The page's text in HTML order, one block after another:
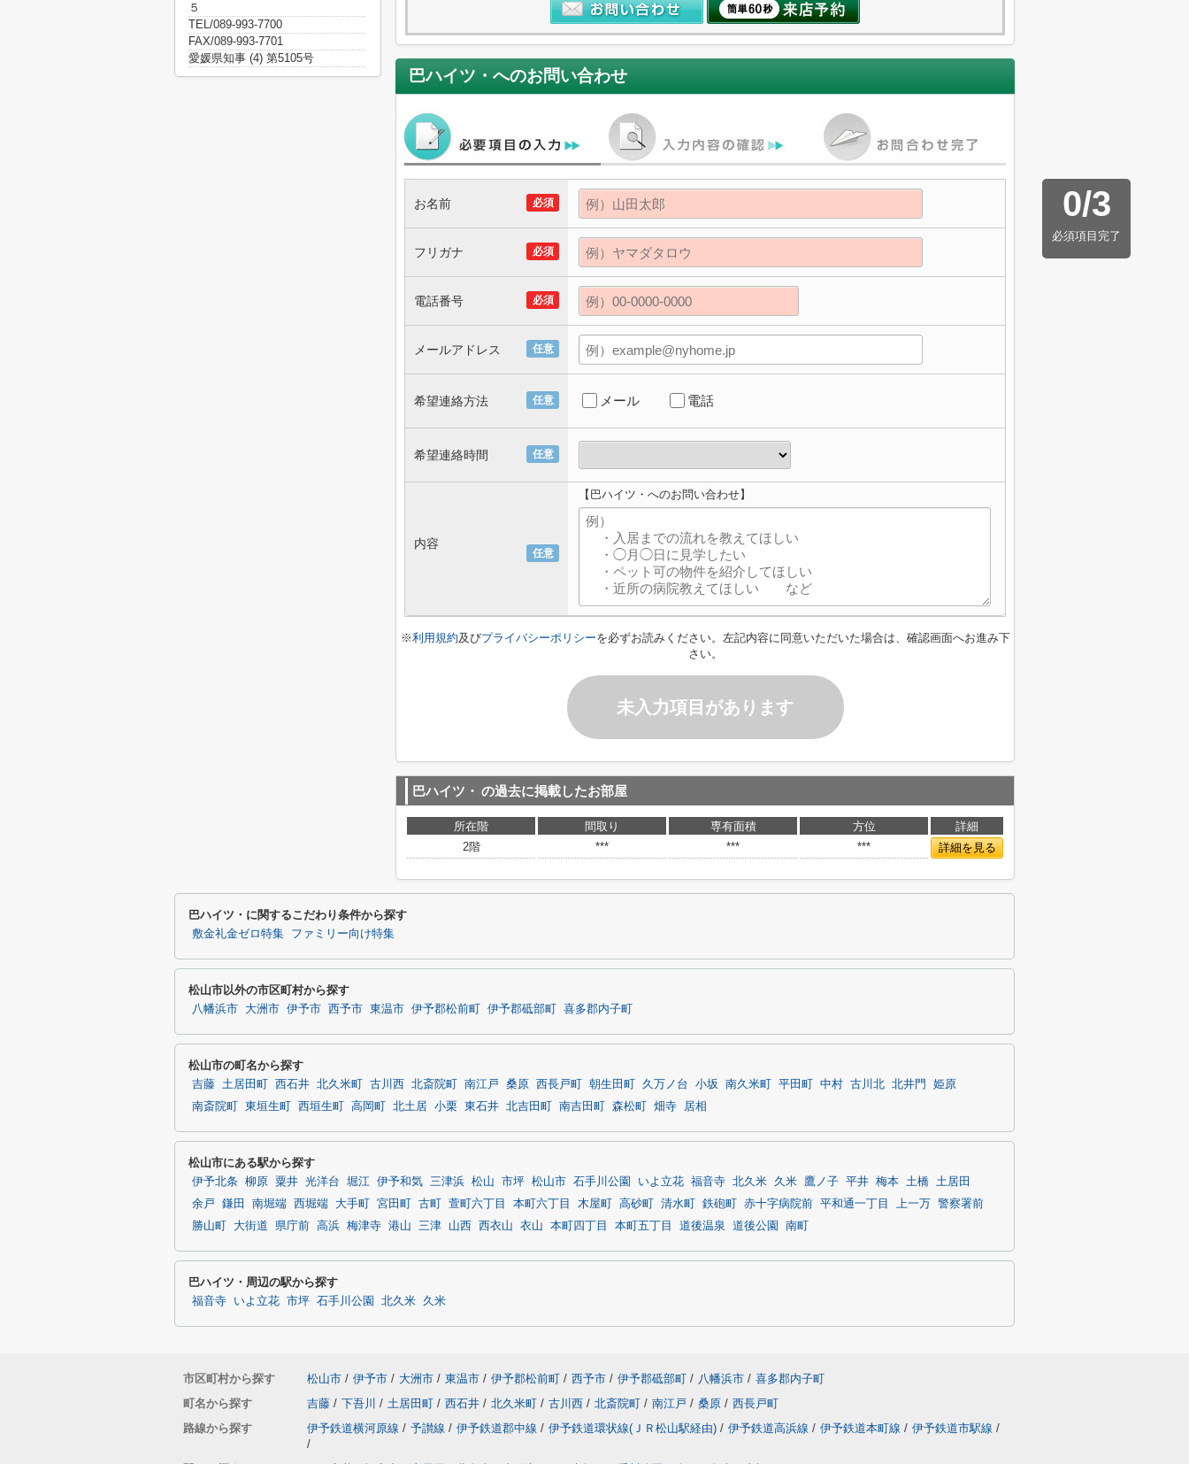
巴ハイツ・ へのお問い合わせ
0/3
必須項目完了
必須
お名前
必須
フリガナ
必須
電話番号
任意
メールアドレス
任意
希望連絡方法 メール 電話
任意
希望連絡時間
任意
内容
【巴ハイツ・へのお問い合わせ】
※利用規約及びプライバシーポリシーを必ずお読みください。左記内容に同意いただいた場合は、確認画面へお進み下
さい。
未入力項目があります
巴ハイツ・ の過去に掲載したお部屋
所在階 間取り 専有面積 方位
詳細
2階
*** *** *** 詳細を見る
５
TEL/089-993-7700
FAX/089-993-7701
愛媛県知事 (4) 第5105号
巴ハイツ・に関するこだわり条件から探す
敷金礼金ゼロ特集 ファミリー向け特集
松山市以外の市区町村から探す
八幡浜市 大洲市 伊予市 西予市 東温市 伊予郡松前町 伊予郡砥部町 喜多郡内子町
松山市の町名から探す
吉藤 土居田町 西石井 北久米町 古川西 北斎院町 南江戸 桑原 西長戸町 朝生田町 久万ノ台 小坂 南久米町 平田町 中村 古川北 北井門
姫原
南斎院町
東垣生町 西垣生町 高岡町 北土居 小栗 東石井 北吉田町 南吉田町 森松町 畑寺 居相
松山市にある駅から探す
伊予北条 柳原 粟井 光洋台 堀江 伊予和気 三津浜 松山 市坪 松山市 石手川公園 いよ立花 福音寺 北久米 久米 鷹ノ子 平井 梅本 土橋 土居田
余戸
鎌田 南堀端 西堀端 大手町 宮田町 古町 萱町六丁目 本町六丁目 木屋町 高砂町 清水町 鉄砲町 赤十字病院前 平和通一丁目 上一万
警察署前
勝山町
大街道 県庁前 高浜 梅津寺 港山 三津 山西 西衣山 衣山 本町四丁目 本町五丁目 道後温泉 道後公園 南町
巴ハイツ・周辺の駅から探す
福音寺 いよ立花 市坪 石手川公園 北久米 久米
市区町村から探す 松山市 / 伊予市 / 大洲市 / 東温市 / 伊予郡松前町 / 西予市 / 伊予郡砥部町 / 八幡浜市 / 喜多郡内子町
町名から探す
吉藤 / 下吾川 / 土居田町 / 西石井 / 北久米町 / 古川西 / 北斎院町 / 南江戸 / 桑原 / 西長戸町
路線から探す
伊予鉄道横河原線 / 予讃線 / 伊予鉄道郡中線 / 伊予鉄道環状線(ＪＲ松山駅経由) / 伊予鉄道高浜線 / 伊予鉄道本町線 / 伊予鉄道市駅線 /
/